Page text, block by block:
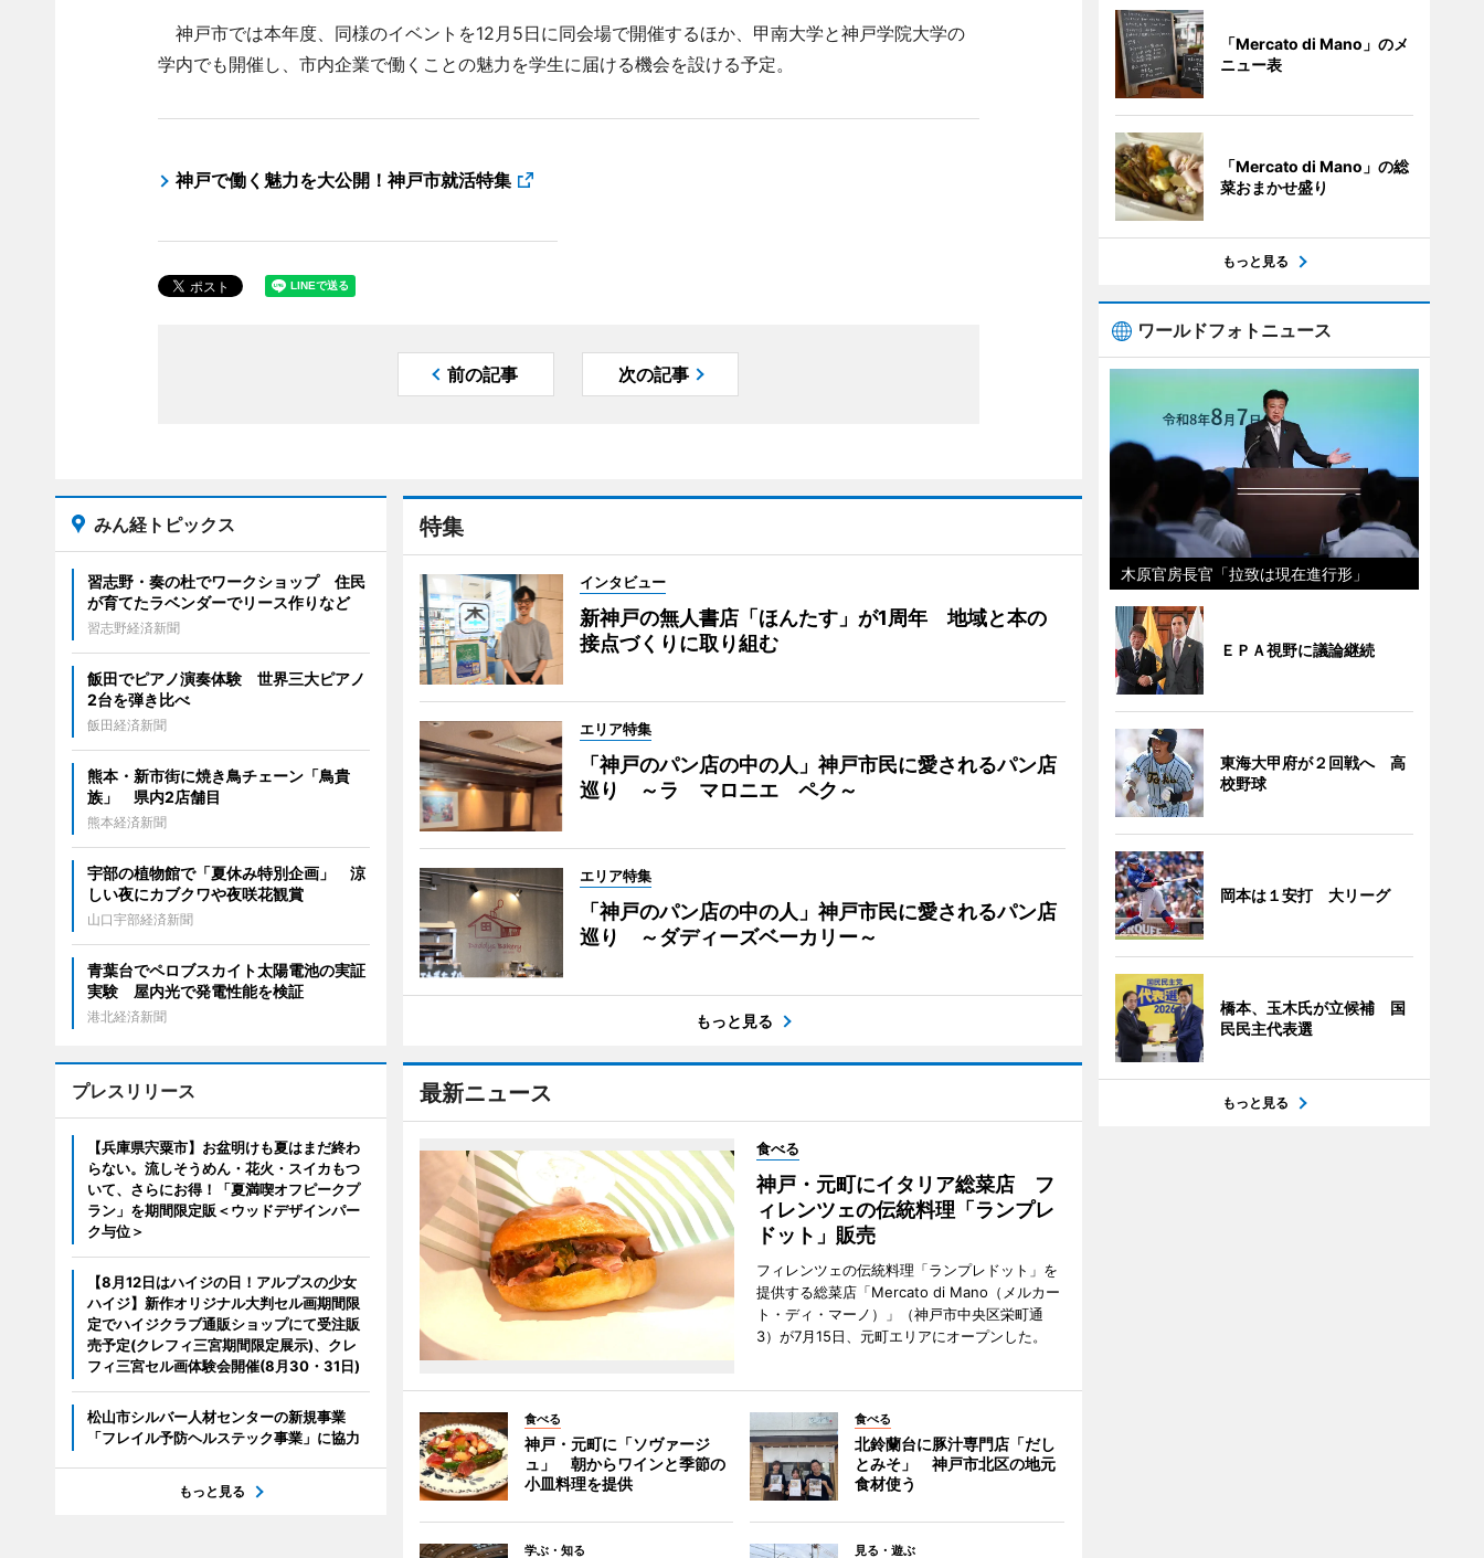
神戸市では本年度、同様のイベントを12月5日に同会場で開催するほか、甲南大学と神戸学院大学の
学内でも開催し、市内企業で働くことの魅力を学生に届ける機会を設ける予定。
神戸で働く魅力を大公開！神戸市就活特集
前の記事 次の記事
特集
インタビュー
新神戸の無人書店「ほんたす」が1周年 地域と本の
接点づくりに取り組む
エリア特集
「神戸のパン店の中の人」神戸市民に愛されるパン店
巡り ～ラ マロニエ ペク～
エリア特集
「神戸のパン店の中の人」神戸市民に愛されるパン店
巡り ～ダディーズベーカリー～
もっと見る
最新ニュース
食べる
神戸・元町にイタリア総菜店 フ
ィレンツェの伝統料理「ランプレ
ドット」販売
フィレンツェの伝統料理「ランプレドット」を
提供する総菜店「Mercato di Mano（メルカー
ト・ディ・マーノ）」（神戸市中央区栄町通
3）が7月15日、元町エリアにオープンした。
食べる
神戸・元町に「ソヴァージ
ュ」 朝からワインと季節の
小皿料理を提供
食べる
北鈴蘭台に豚汁専門店「だし
とみそ」 神戸市北区の地元
食材使う
学ぶ・知る 見る・遊ぶ
みん経トピックス
習志野・奏の杜でワークショップ 住民
が育てたラベンダーでリース作りなど
習志野経済新聞
飯田でピアノ演奏体験 世界三大ピアノ
2台を弾き比べ
飯田経済新聞
熊本・新市街に焼き鳥チェーン「鳥貴
族」 県内2店舗目
熊本経済新聞
宇部の植物館で「夏休み特別企画」 涼
しい夜にカブクワや夜咲花観賞
山口宇部経済新聞
青葉台でペロブスカイト太陽電池の実証
実験 屋内光で発電性能を検証
港北経済新聞
プレスリリース
【兵庫県宍粟市】お盆明けも夏はまだ終わ
らない。流しそうめん・花火・スイカもつ
いて、さらにお得！「夏満喫オフピークプ
ラン」を期間限定販＜ウッドデザインパー
ク与位＞
【8月12日はハイジの日！アルプスの少女
ハイジ】新作オリジナル大判セル画期間限
定でハイジクラブ通販ショップにて受注販
売予定(クレフィ三宮期間限定展示)、クレ
フィ三宮セル画体験会開催(8月30・31日)
松山市シルバー人材センターの新規事業
「フレイル予防ヘルステック事業」に協力
もっと見る
「Mercato di Mano」のメ
ニュー表
「Mercato di Mano」の総
菜おまかせ盛り
もっと見る
ワールドフォトニュース
木原官房長官「拉致は現在進行形」
ＥＰＡ視野に議論継続
東海大甲府が２回戦へ 高
校野球
岡本は１安打 大リーグ
橋本、玉木氏が立候補 国
民民主代表選
もっと見る